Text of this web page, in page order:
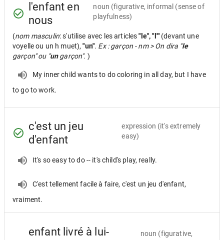
l'enfant en
nous
noun (figurative, informal (sense of
playfulness)
(nom masculin: s'utilise avec les articles"le", "l'" (devant une
voyelle ou un h muet),"un". Ex : garçon - nm > On dira "le
garçon" ou "ungarçon". )
My inner child wants to do coloring in all day, but I have
to go to work.
c'est un jeu
d'enfant
expression (it's extremely
easy)
It's so easy to do -- it's child's play, really.
C'est tellement facile à faire, c'est un jeu d'enfant,
vraiment.
enfant livré à lui-
noun (figurative,